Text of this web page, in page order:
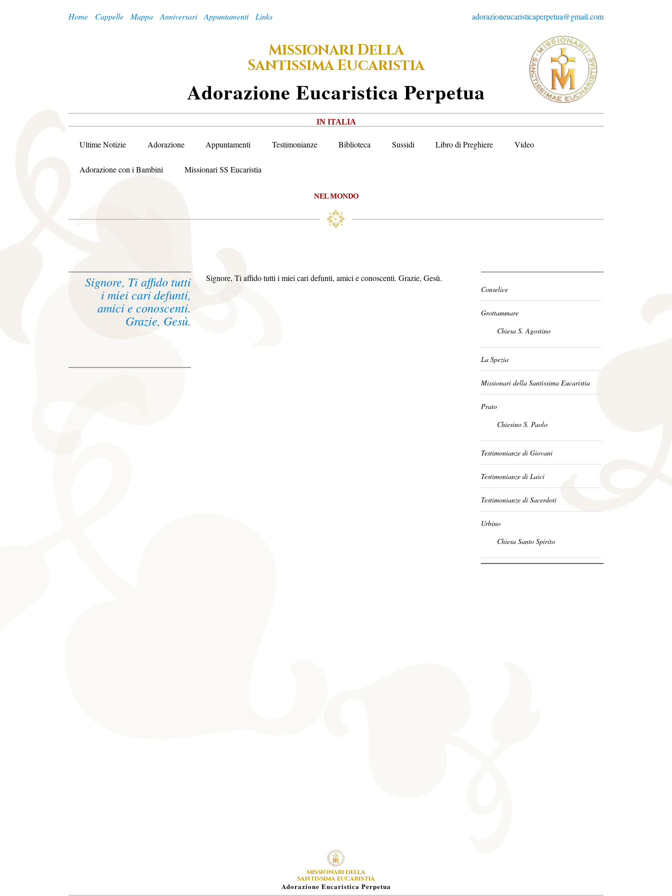
adorazioneucaristicaperpetua@gmail.com
Home Cappelle Mappa Anniversari Appuntamenti Links
MISSIONARIDELLA
SANTISSIMAEUCARISTIA
ADorazione EUcaristica PErpetua
IN ITALIA
Ultime Notizie Adorazione Appuntamenti Testimonianze Biblioteca Sussidi Libro di Preghiere Video
Adorazione con i Bambini Missionari SS Eucaristia
NEL MONDO
Signore, Ti affido tutti
i miei cari defunti,
amici e conoscenti.
Grazie, Gesù.
Signore, Ti affido tutti i miei cari defunti, amici e conoscenti. Grazie, Gesù.
Conselice
Grottammare
Chiesa S. Agostino
La Spezia
Missionari della Santissima Eucaristia
Prato
Chiesino S. Paolo
Testimonianze di Giovani
Testimonianze di Laici
Testimonianze di Sacerdoti
Urbino
Chiesa Santo Spirito
MISSIONARI DELLA
SANTISSIMA EUCARISTIA
ADorazione EUcaristica PErpetua